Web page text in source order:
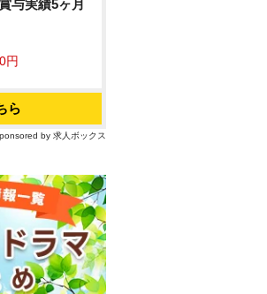
与実績5ヶ月
円
ら
by 求人ボックス